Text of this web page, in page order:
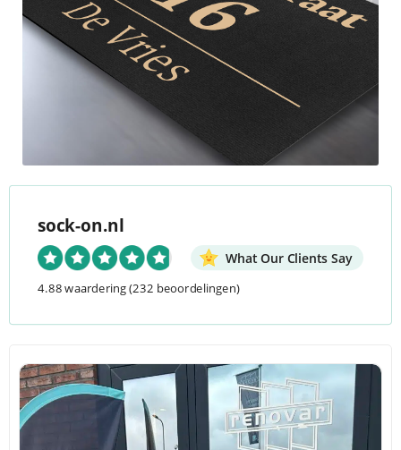
sock-on.nl
What Our Clients Say
4.88 waardering(232 beoordelingen)